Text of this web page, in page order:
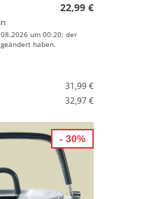
22,99 €
um 00:20; der
haben.
31,99 €
32,97 €
- 30%